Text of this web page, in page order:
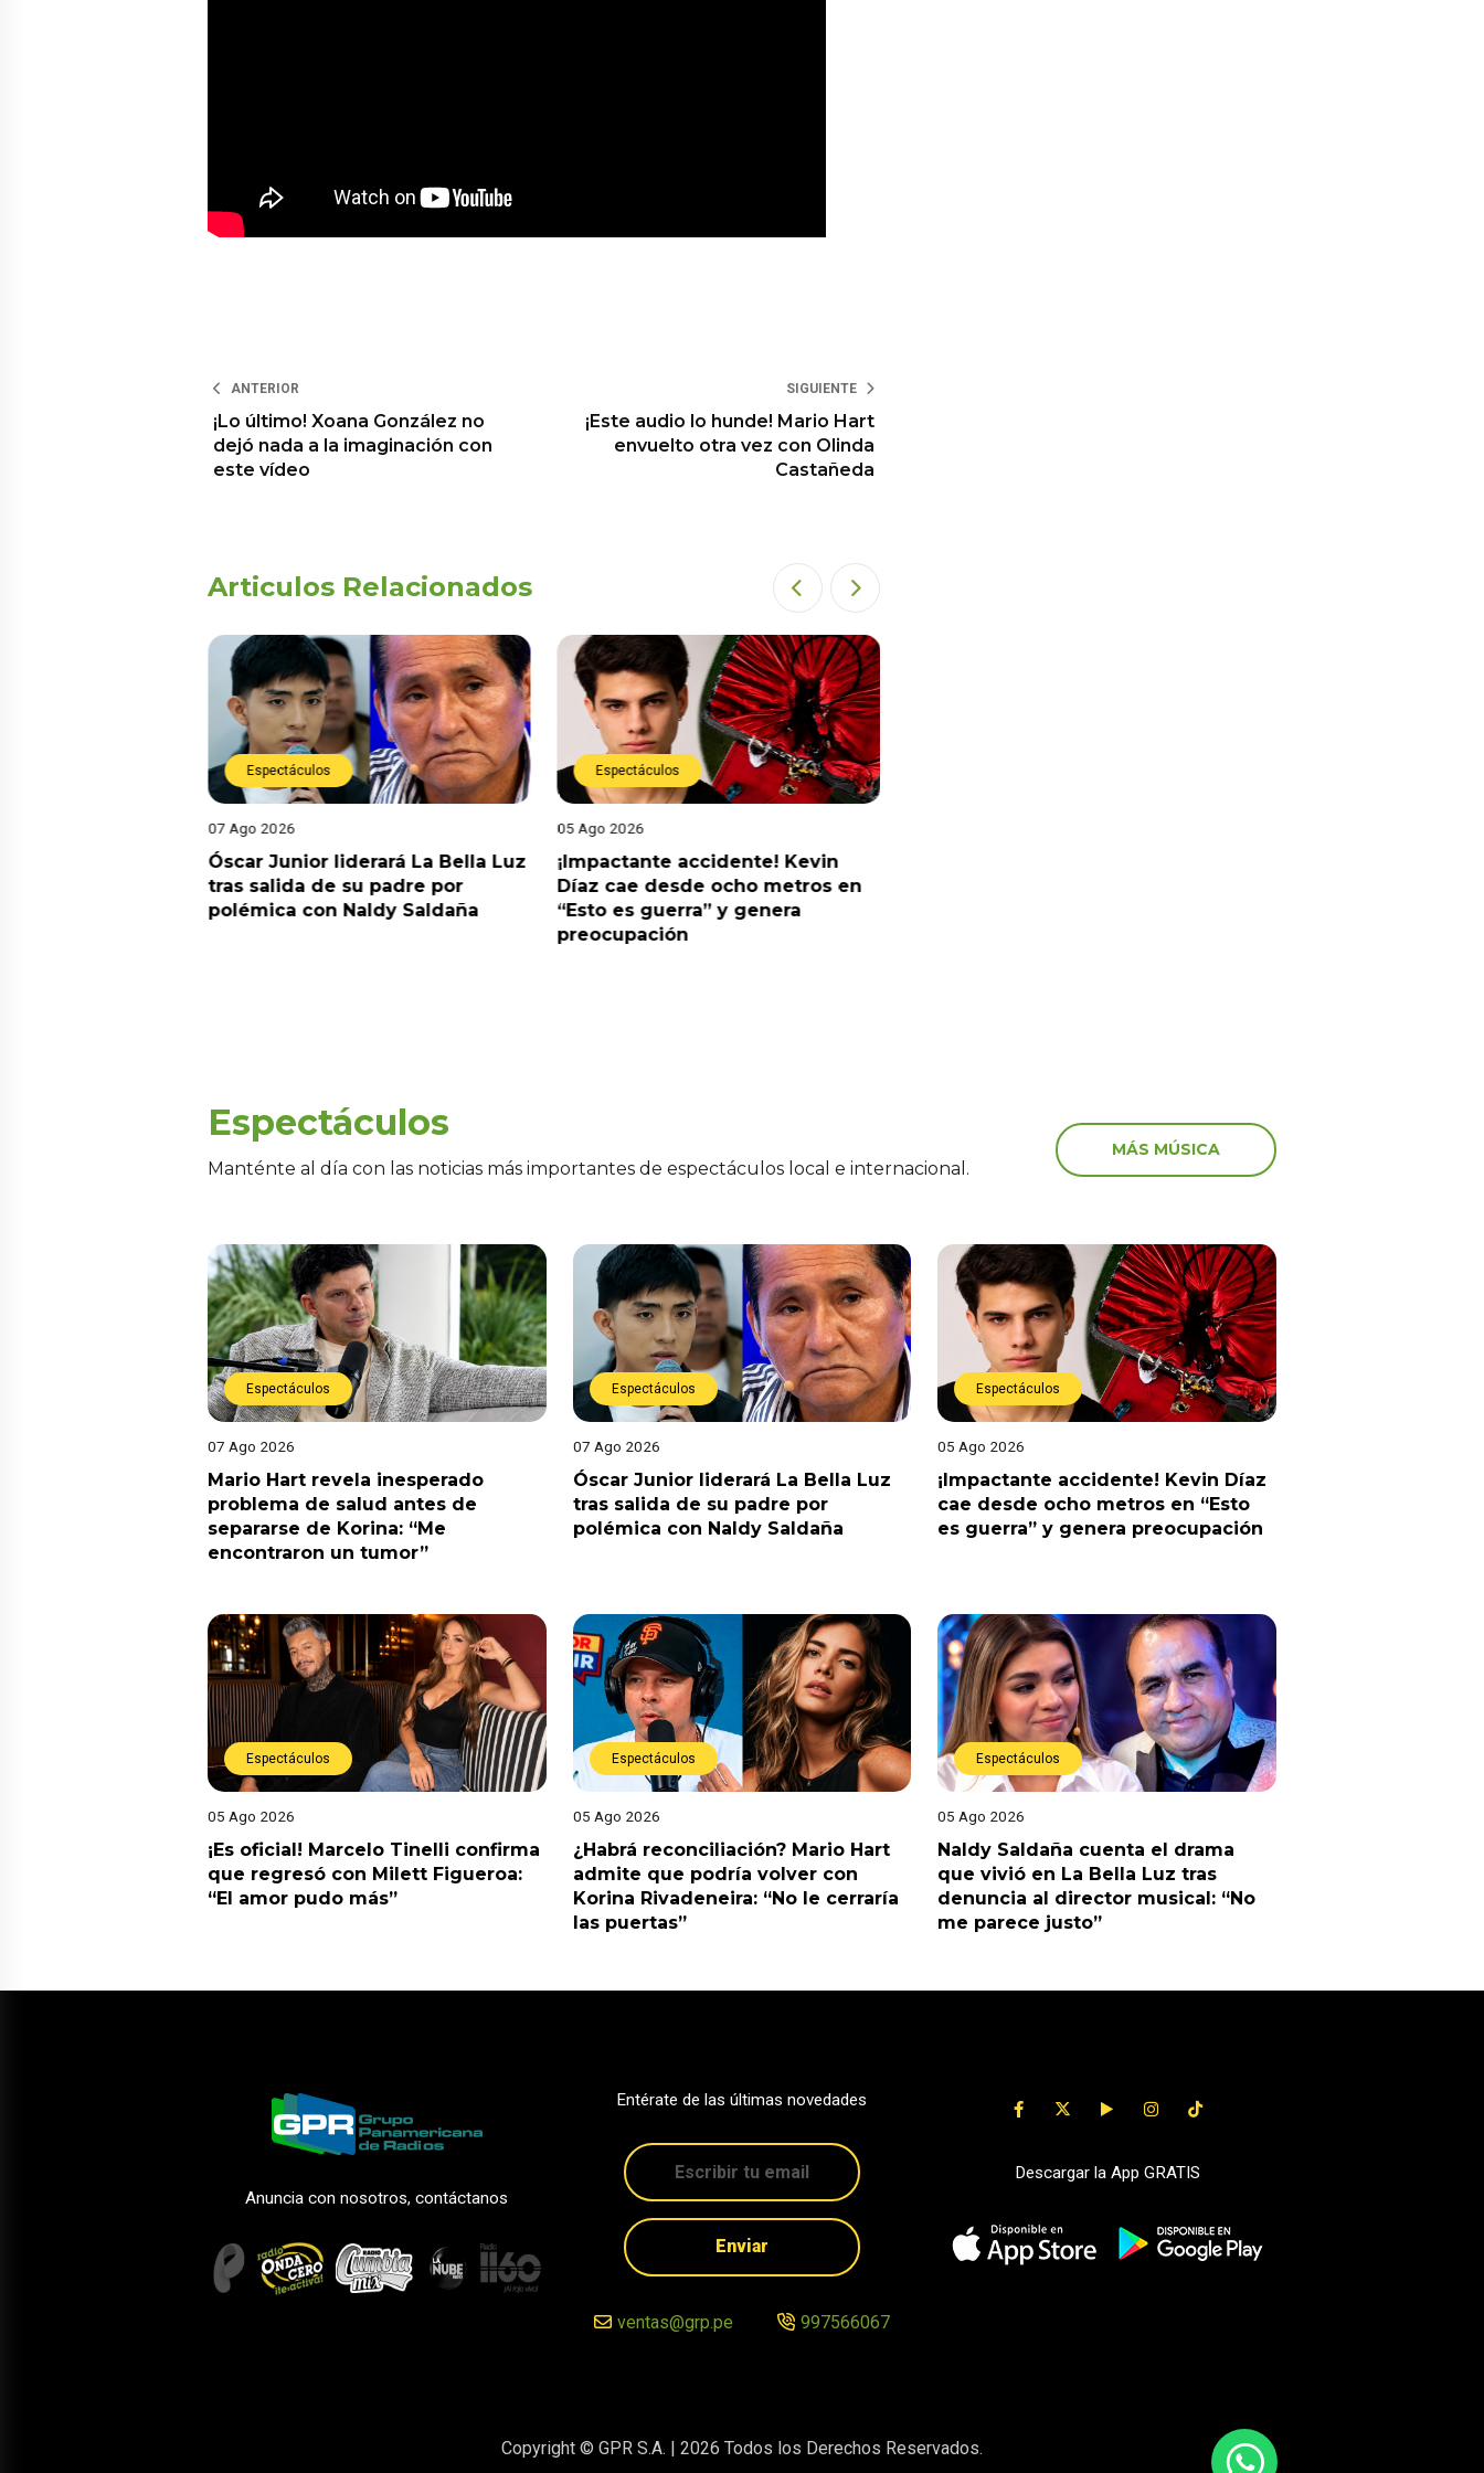
ANTERIOR
¡Lo último! Xoana González no
dejó nada a la imaginación con
este vídeo
SIGUIENTE
¡Este audio lo hunde! Mario Hart
envuelto otra vez con Olinda
Castañeda
Articulos Relacionados
Espectáculos
Óscar Junior liderará La Bella Luz
tras salida de su padre por
polémica con Naldy Saldaña
Espectáculos
¡Impactante accidente! Kevin
Díaz cae desde ocho metros en
“Esto es guerra” y genera
preocupación
Espectáculos
¡Es oficial! Marcelo Tinelli
confirma que regresó con Milett
Espectáculos
Manténte al día con las noticias más importantes de espectáculos local e internacional.
MÁS MÚSICA
Espectáculos
07 Ago 2026
Mario Hart revela inesperado
problema de salud antes de
separarse de Korina: “Me
encontraron un tumor”
Espectáculos
07 Ago 2026
Óscar Junior liderará La Bella Luz
tras salida de su padre por
polémica con Naldy Saldaña
Espectáculos
05 Ago 2026
¡Impactante accidente! Kevin Díaz
cae desde ocho metros en “Esto
es guerra” y genera preocupación
Espectáculos
05 Ago 2026
¡Es oficial! Marcelo Tinelli confirma
que regresó con Milett Figueroa:
“El amor pudo más”
Espectáculos
05 Ago 2026
¿Habrá reconciliación? Mario Hart
admite que podría volver con
Korina Rivadeneira: “No le cerraría
las puertas”
Espectáculos
05 Ago 2026
Naldy Saldaña cuenta el drama
que vivió en La Bella Luz tras
denuncia al director musical: “No
me parece justo”
Anuncia con nosotros, contáctanos
Entérate de las últimas novedades
Enviar
ventas@grp.pe 997566067
Descargar la App GRATIS
Copyright © GPR S.A. | 2026 Todos los Derechos Reservados.